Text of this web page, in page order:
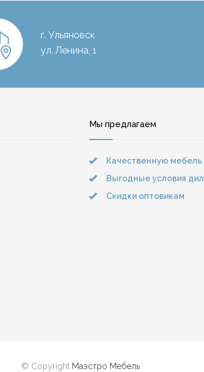
г. Ульяновск
ул. Ленина, 1
Мы предлагаем
Качественную мебель
Выгодные условия
Скидки оптовикам
© Copyright Маэстро Мебель